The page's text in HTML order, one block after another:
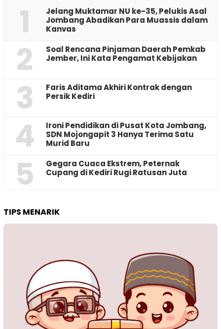
1
Jelang Muktamar NU ke-35, Pelukis Asal
Jombang Abadikan Para Muassis dalam
Kanvas
2
‎Soal Rencana Pinjaman Daerah Pemkab
Jember, Ini Kata Pengamat Kebijakan ‎
3
Faris Aditama Akhiri Kontrak dengan
Persik Kediri
4
Ironi Pendidikan di Pusat Kota Jombang,
SDN Mojongapit 3 Hanya Terima Satu
Murid Baru
5
‎Gegara Cuaca Ekstrem, Peternak
Cupang di Kediri Rugi Ratusan Juta
TIPS MENARIK